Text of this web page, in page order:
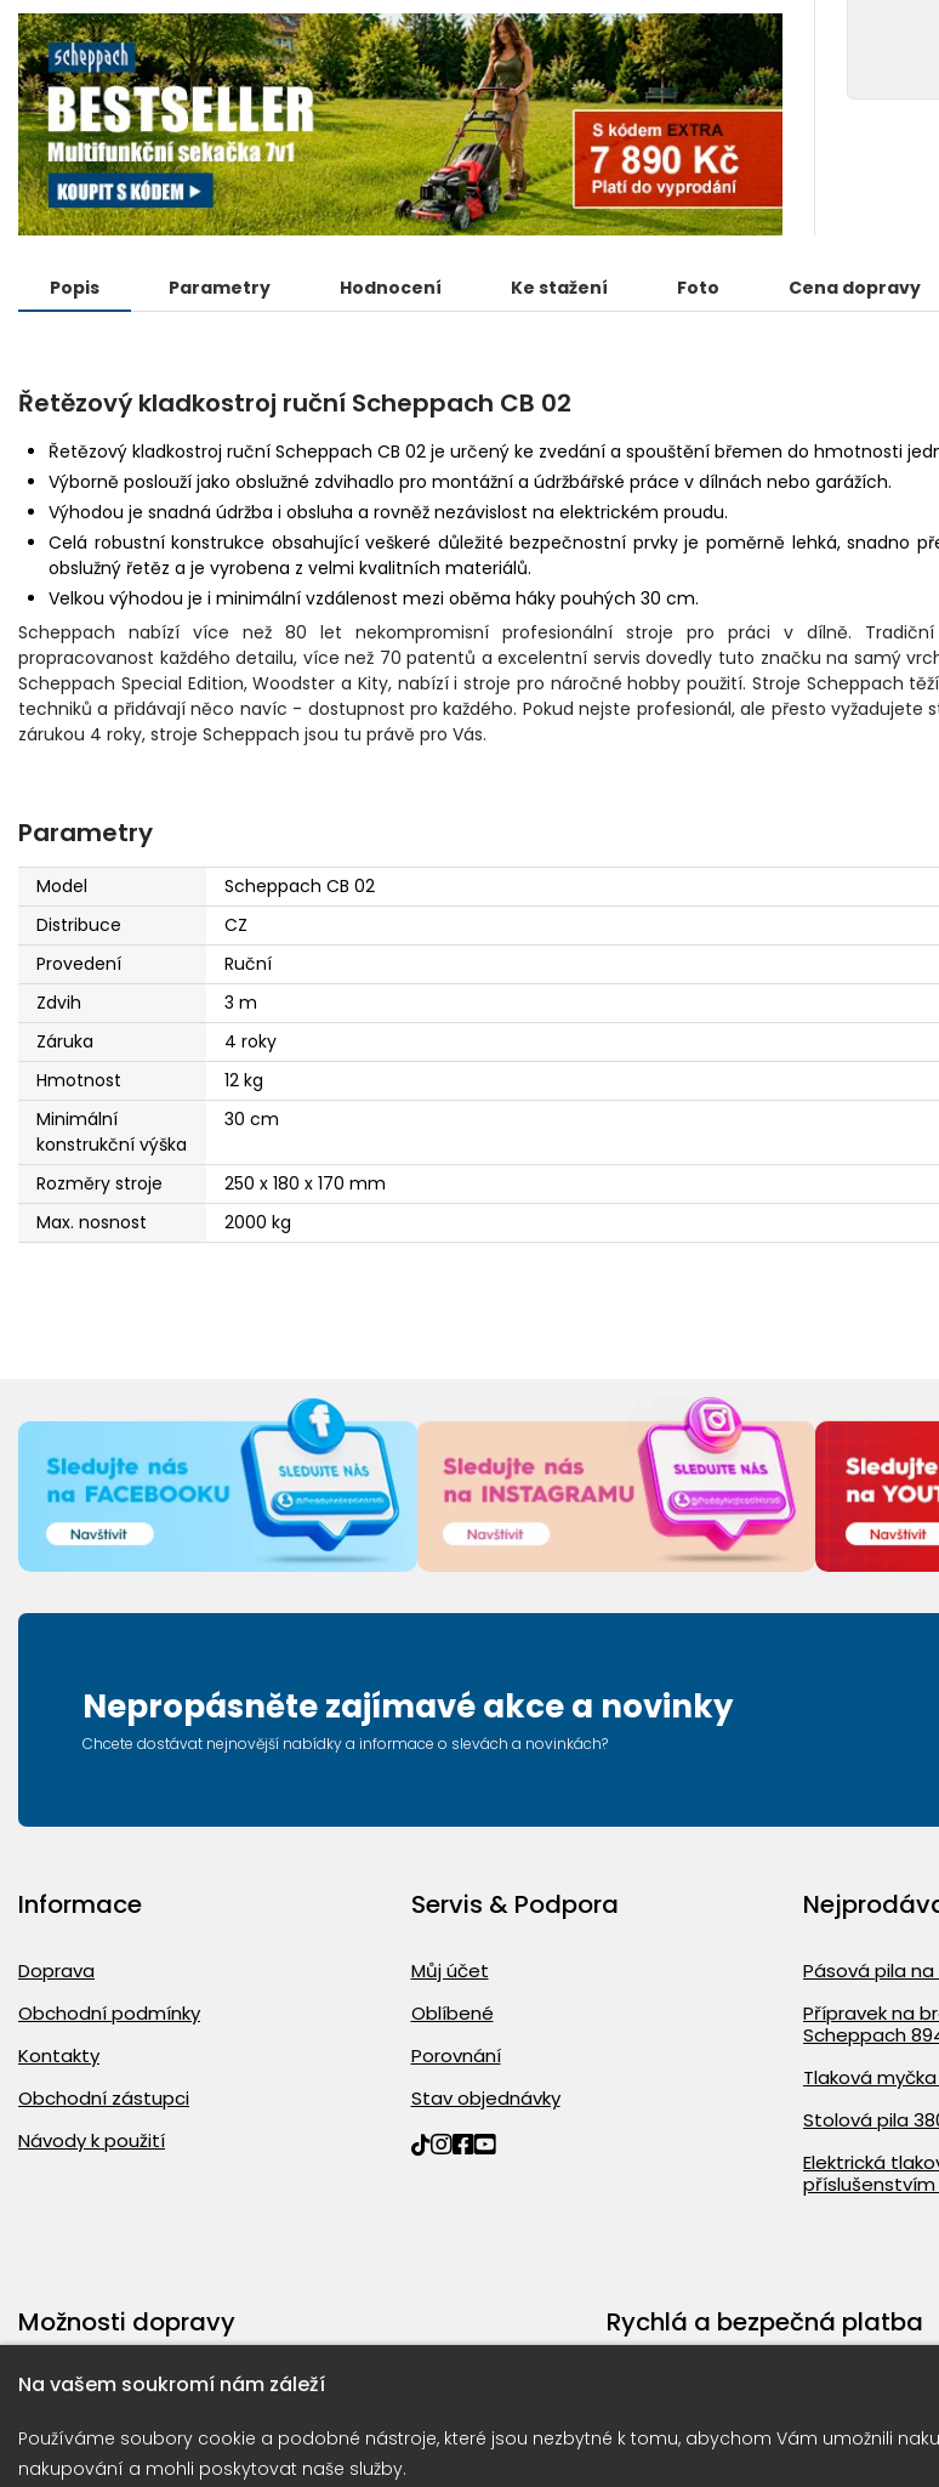
Popis Parametry Hodnocení Ke stažení Foto Cena dopravy
Řetězový kladkostroj ruční Scheppach CB 02
Řetězový kladkostroj ruční Scheppach CB 02 je určený ke zvedání a spouštění břemen do hmotnosti
Výborně poslouží jako obslužné zdvihadlo pro montážní a údržbářské práce v dílnách nebo garážích.
Výhodou je snadná údržba i obsluha a rovněž nezávislost na elektrickém proudu.
Celá robustní konstrukce obsahující veškeré důležité bezpečnostní prvky je poměrně lehká, snadno
obslužný řetěz a je vyrobena z velmi kvalitních materiálů.
Velkou výhodou je i minimální vzdálenost mezi oběma háky pouhých 30 cm.
Scheppach nabízí více než 80 let nekompromisní profesionální stroje pro práci v dílně. Tradiční
propracovanost každého detailu, více než 70 patentů a excelentní servis dovedly tuto značku na samý
Scheppach Special Edition, Woodster a Kity, nabízí i stroje pro náročné hobby použití. Stroje Scheppach
techniků a přidávají něco navíc - dostupnost pro každého. Pokud nejste profesionál, ale přesto vyžadujete
zárukou 4 roky, stroje Scheppach jsou tu právě pro Vás.
Parametry
Model
Scheppach CB 02
Distribuce
CZ
Provedení
Ruční
Zdvih
3 m
Záruka
4 roky
Hmotnost
12 kg
Minimální
konstrukční výška
30 cm
Rozměry stroje
250 x 180 x 170 mm
Max. nosnost
2000 kg
Nepropásněte zajímavé akce a novinky
Chcete dostávat nejnovější nabídky a informace o slevách a novinkách?
Informace
Doprava
Obchodní podmínky
Kontakty
Obchodní zástupci
Návody k použití
Servis & Podpora
Můj účet
Oblíbené
Porovnání
Stav objednávky
Pásová pila na
Přípravek na
Scheppach
Tlaková
Stolová pila
Elektrická
příslušenstvím
Možnosti dopravy Rychlá a bezpečná platba
Na vašem soukromí nám záleží
Používáme soubory cookie a podobné nástroje, které jsou nezbytné k tomu, abychom Vám umožnili
nakupování a mohli poskytovat naše služby.